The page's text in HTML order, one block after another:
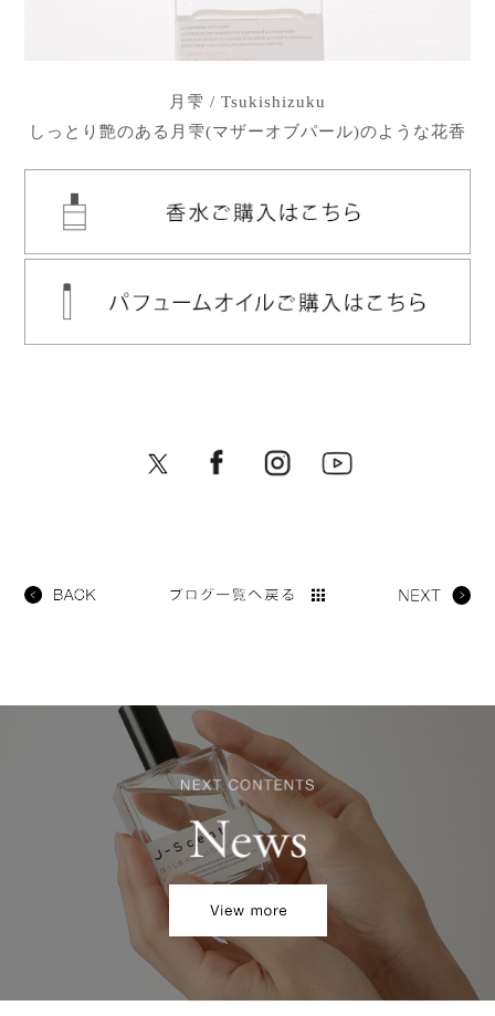
月雫 / Tsukishizuku
しっとり艶のある月雫(マザーオブパール)のような花香